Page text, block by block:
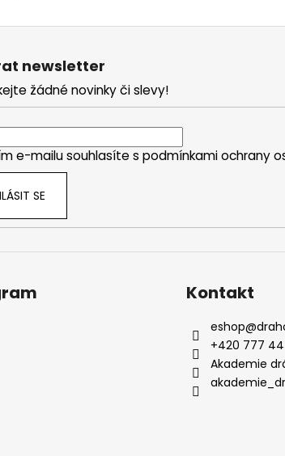
newsletter
žádné novinky či slevy!
e-mailu souhlasíte s podmínkami ochrany
SE
Kontakt
eshop@
+420 777
Akademie